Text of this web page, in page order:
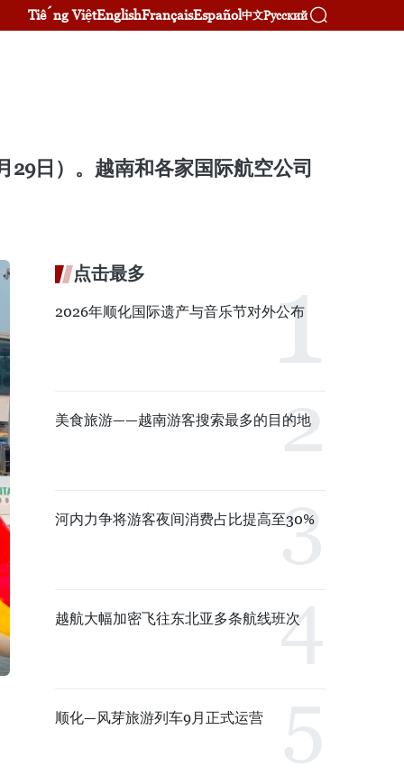
Tiếng ViệtEnglishFrançaisEspañol中文Русский
日）。越南和各家国际航空公司
点击最多
2026年顺化国际遗产与音乐节对外公布
美食旅游——越南游客搜索最多的目的地
河内力争将游客夜间消费占比提高至30%
越航大幅加密飞往东北亚多条航线班次
顺化—风芽旅游列车9月正式运营